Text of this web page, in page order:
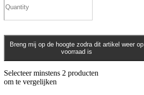
Breng mij op de hoogte zodra dit artikel weer op
voorraad is
Selecteer minstens 2 producten
om te vergelijken